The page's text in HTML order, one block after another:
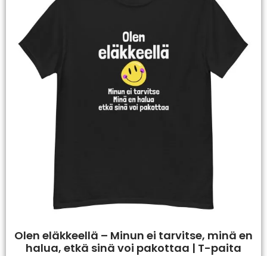
Olen eläkkeellä – Minun ei tarvitse, minä en
halua, etkä sinä voi pakottaa | T-paita